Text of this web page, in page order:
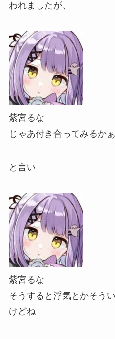
われましたが、
紫宮るな
じゃあ付き合ってみるかぁ
と言い
紫宮るな
そうすると浮気とかそう
けどね